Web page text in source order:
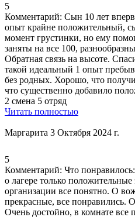
5
Комментарий: Сын 10 лет
опыт крайне положительный,
момент грустинки, но ему
заняты на все 100,
Обратная связь на высоте.
такой идеальный 1 опыт
без родных. Хорошо, что
что существенно добавило
2 смена 5 отряд
Читать полностью
Маргарита 3 Октября 2024 г.
5
Комментарий: Что
о лагере только
организации все понятно. О
прекрасные, все понравились.
Очень достойно, в комнате все